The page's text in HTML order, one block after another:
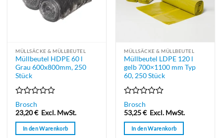
MÜLLSÄCKE & MÜLLBEUTEL
Müllbeutel HDPE 60 l
Grau 600x800mm, 250
Stück
Bewertet
mit
0
von
5
Brosch
23,20€ Excl. MwSt.
In den Warenkorb
MÜLLSÄCKE & MÜLLBEUTEL
Müllbeutel LDPE 120 l
gelb 700×1100 mm Typ
60, 250 Stück
Bewertet
mit
0
von
5
Brosch
53,25€ Excl. MwSt.
In den Warenkorb